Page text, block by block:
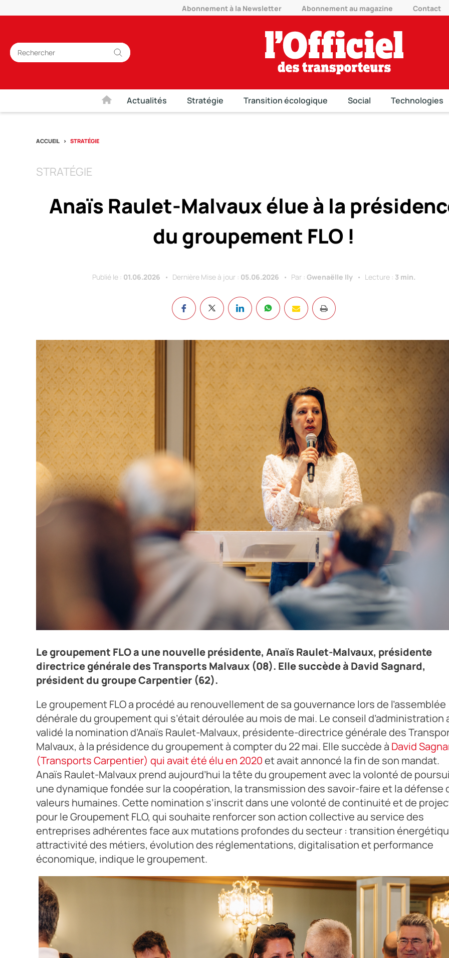
Abonnement à la Newsletter Abonnement au magazine Contact
Actualités Stratégie Transition écologique Social Technologies
ACCUEIL STRATÉGIE
STRATÉGIE
Anaïs Raulet-Malvaux élue à la
du groupement FLO !
Publié le : 01.06.2026 Dernière Mise à jour : 05.06.2026 Par : Gwenaëlle Ily Lecture : 3 min.
lors de l'Assemblée gérénale en mai.
Crédit photo Arthur Aumont
Le groupement FLO a une nouvelle présidente, Anaïs Raulet-Malvaux, présidente
directrice générale des Transports Malvaux (08). Elle succède à David Sagnard,
président du groupe Carpentier (62).
Le groupement FLO a procédé au renouvellement de sa gouvernance lors de l’assemblée
dénérale du groupement qui s’était déroulée au mois de mai. Le conseil d’administration
validé la nomination d’Anaïs Raulet-Malvaux, présidente-directrice générale des
Malvaux, à la présidence du groupement à compter du 22 mai. Elle succède à David
(Transports Carpentier) qui avait été élu en 2020et avait annoncé la fin de son mandat.
Anaïs Raulet-Malvaux prend aujourd’hui la tête du groupement avec la volonté de
une dynamique fondée sur la coopération, la transmission des savoir-faire et la défense
valeurs humaines. Cette nomination s’inscrit dans une volonté de continuité et de
pour le Groupement FLO, qui souhaite renforcer son action collective au service des
entreprises adhérentes face aux mutations profondes du secteur : transition
attractivité des métiers, évolution des réglementations, digitalisation et performance
économique, indique le groupement.